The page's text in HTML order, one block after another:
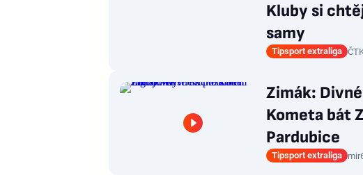
Kluby si
samy
Tipsport extraliga
Zimák:
Kometa bát
Pardubice
Tipsport extraliga mir